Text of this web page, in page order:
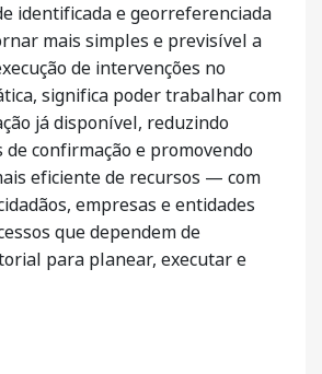
identificada e georreferenciada
mais simples e previsível a
de intervenções no
significa poder trabalhar com
já disponível, reduzindo
confirmação e promovendo
eficiente de recursos — com
empresas e entidades
que dependem de
para planear, executar e